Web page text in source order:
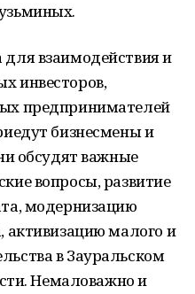
взаимодействия и
инвесторов,
предпринимателей
бизнесмены и
обсудят важные
вопросы, развитие
модернизацию
активизацию малого и
в Зауральском
Немаловажно и